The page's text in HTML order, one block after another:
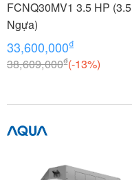
FCNQ30MV1 3.5 HP (3.5
Ngựa)
33,600,000₫
38,609,000₫(-13%)